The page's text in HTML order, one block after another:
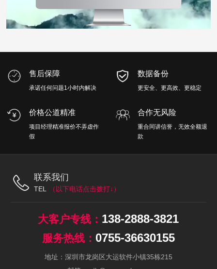
售后保障
承诺任何问题1小时内解决
数据备份
更安全、更高效、更稳定
价格公道精准
项目经理精准报价不弄虚作
假
合作无风险
重合同讲信誉，无效全额退
款
联系我们
TEL
138-2888-3821
0755-36630155
地址：深圳市龙岗区大运软件小镇35栋215